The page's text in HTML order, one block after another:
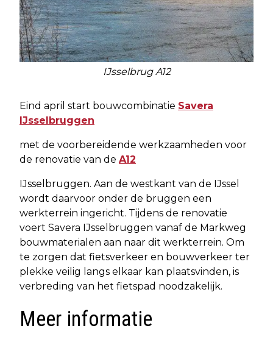
IJsselbrug A12
Eind april start bouwcombinatie Savera
IJsselbruggen
met de voorbereidende werkzaamheden voor
de renovatie van de A12
IJsselbruggen. Aan de westkant van de IJssel
wordt daarvoor onder de bruggen een
werkterrein ingericht. Tijdens de renovatie
voert Savera IJsselbruggen vanaf de Markweg
bouwmaterialen aan naar dit werkterrein. Om
te zorgen dat fietsverkeer en bouwverkeer ter
plekke veilig langs elkaar kan plaatsvinden, is
verbreding van het fietspad noodzakelijk.
Meer informatie